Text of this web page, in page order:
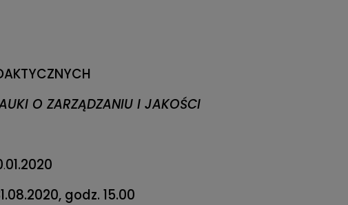
O ZARZĄDZANIU I JAKOŚCI
.01.2020
godz. 15.00